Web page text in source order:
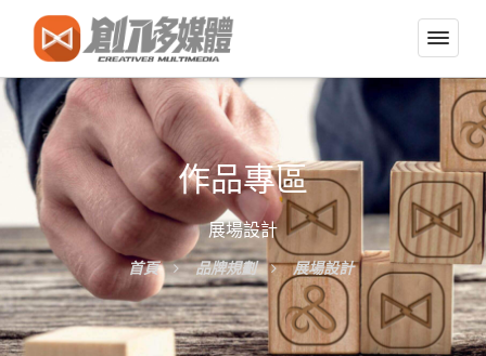
切
換
導
選
單
作品專區
展場設計
首頁 品牌規劃 展場設計